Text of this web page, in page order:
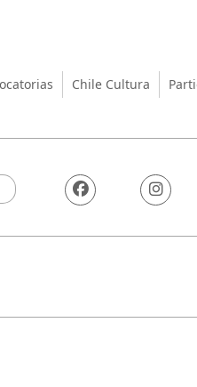
el
Chile Cultura